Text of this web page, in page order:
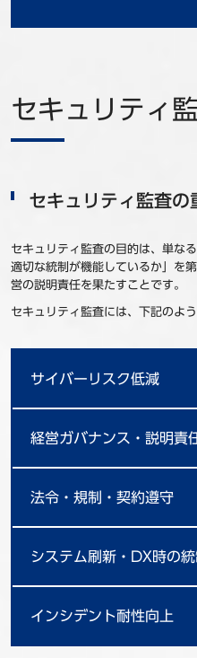
セキュリティ
セキュリティ監査の
セキュリティ監査の目的は、単な
適切な統制が機能しているか」を
営の説明責任を果たすことです。
セキュリティ監査には、下記のよ
サイバーリスク低減
経営ガバナンス・説明責
法令・規制・契約遵守
システム刷新・DX時の
インシデント耐性向上